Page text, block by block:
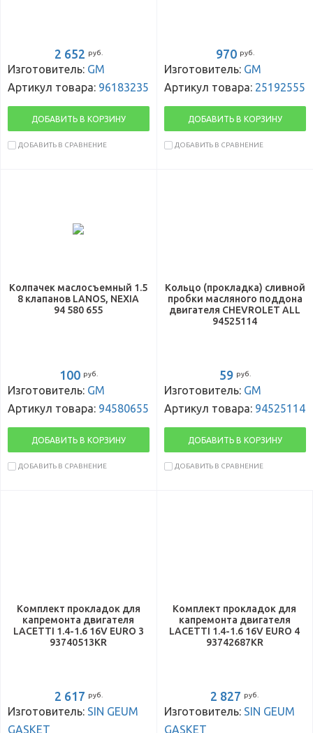
2 652 руб.
Изготовитель: GM
Артикул товара: 96183235
ДОБАВИТЬ В КОРЗИНУ
ДОБАВИТЬ В СРАВНЕНИЕ
970 руб.
Изготовитель: GM
Артикул товара: 25192555
ДОБАВИТЬ В КОРЗИНУ
ДОБАВИТЬ В СРАВНЕНИЕ
Колпачек маслосъемный 1.5
8 клапанов LANOS, NEXIA
94 580 655
100 руб.
Изготовитель: GM
Артикул товара: 94580655
ДОБАВИТЬ В КОРЗИНУ
ДОБАВИТЬ В СРАВНЕНИЕ
Кольцо (прокладка) сливной
пробки масляного поддона
двигателя CHEVROLET ALL
94525114
59 руб.
Изготовитель: GM
Артикул товара: 94525114
ДОБАВИТЬ В КОРЗИНУ
ДОБАВИТЬ В СРАВНЕНИЕ
Комплект прокладок для
капремонта двигателя
LACETTI 1.4-1.6 16V EURO 3
93740513KR
2 617 руб.
Изготовитель: SIN GEUM
GASKET
Комплект прокладок для
капремонта двигателя
LACETTI 1.4-1.6 16V EURO 4
93742687KR
2 827 руб.
Изготовитель: SIN GEUM
GASKET